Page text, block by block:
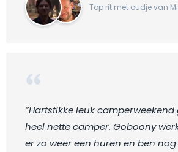
Top rit met oudje van
“Hartstikke leuk
heel nette camper. Goboony
er zo weer een huren en ben